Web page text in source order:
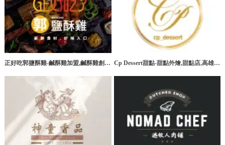
正好吃郭鹽酥雞-鹹酥雞加盟,鹹酥雞創
Cp Dessert甜點-甜點外燴,甜點店,高雄甜